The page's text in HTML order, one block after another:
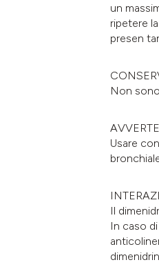
un
ripetere
presen
Non
Usare
Il
In caso